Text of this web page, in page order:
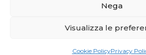
Nega
Visualizza le
Cookie PolicyPrivacy